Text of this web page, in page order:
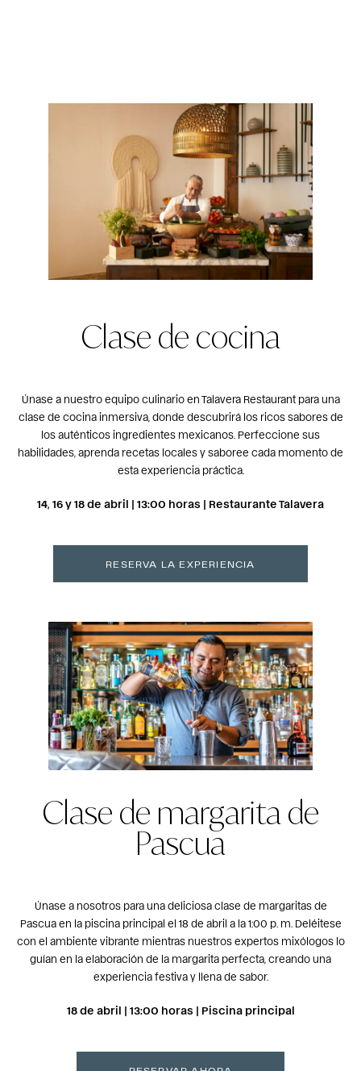
Clase de cocina
Únase a nuestro equipo culinario en Talavera Restaurant para una
clase de cocina inmersiva, donde descubrirá los ricos sabores de
los auténticos ingredientes mexicanos. Perfeccione sus
habilidades, aprenda recetas locales y saboree cada momento de
esta experiencia práctica.
14, 16 y 18 de abril | 13:00 horas | Restaurante Talavera
RESERVA LA EXPERIENCIA
Clase de margarita de
Pascua
Únase a nosotros para una deliciosa clase de margaritas de
Pascua en la piscina principal el 18 de abril a la 1:00 p. m. Deléitese
con el ambiente vibrante mientras nuestros expertos mixólogos lo
guían en la elaboración de la margarita perfecta, creando una
experiencia festiva y llena de sabor.
18 de abril | 13:00 horas | Piscina principal